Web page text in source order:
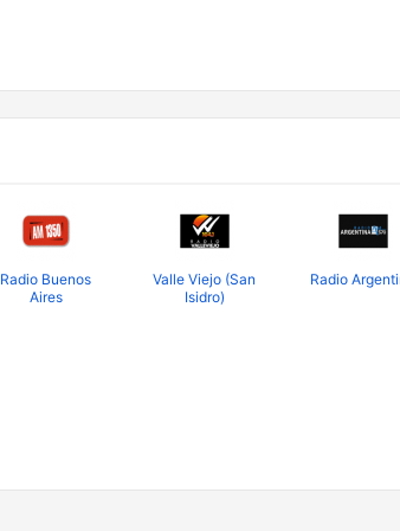
Radio Buenos
Aires
Valle Viejo (San
Isidro)
Radio